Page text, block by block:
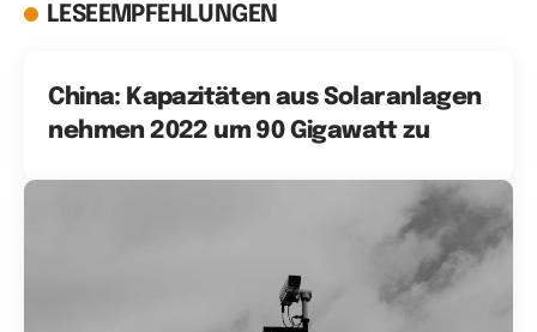
LESEEMPFEHLUNGEN
China: Kapazitäten aus Solaranlagen
nehmen 2022 um 90 Gigawatt zu